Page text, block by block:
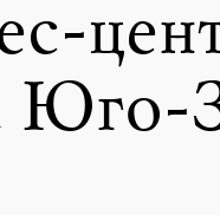
Юго-